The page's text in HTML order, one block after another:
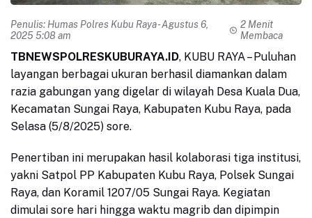
Penulis: Humas Polres Kubu Raya- Agustus 6,
2025 5:08 am
2 Menit
Membaca
TBNEWSPOLRESKUBURAYA.ID, KUBU RAYA – Puluhan
layangan berbagai ukuran berhasil diamankan dalam
razia gabungan yang digelar di wilayah Desa Kuala Dua,
Kecamatan Sungai Raya, Kabupaten Kubu Raya, pada
Selasa (5/8/2025) sore.
Penertiban ini merupakan hasil kolaborasi tiga institusi,
yakni Satpol PP Kabupaten Kubu Raya, Polsek Sungai
Raya, dan Koramil 1207/05 Sungai Raya. Kegiatan
dimulai sore hari hingga waktu magrib dan dipimpin